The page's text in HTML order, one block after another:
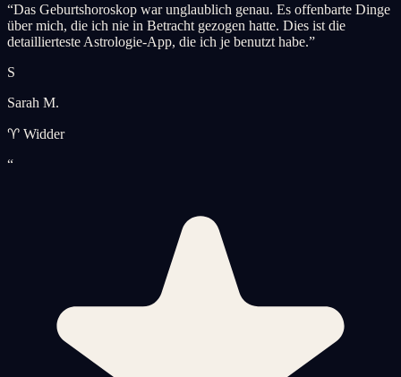
“Das Geburtshoroskop war unglaublich genau. Es offenbarte Dinge
über mich, die ich nie in Betracht gezogen hatte. Dies ist die
detaillierteste Astrologie-App, die ich je benutzt habe.”
S
Sarah M.
♈ Widder
“